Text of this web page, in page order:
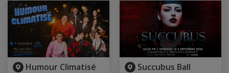
Humour Climatisé Succubus Ball